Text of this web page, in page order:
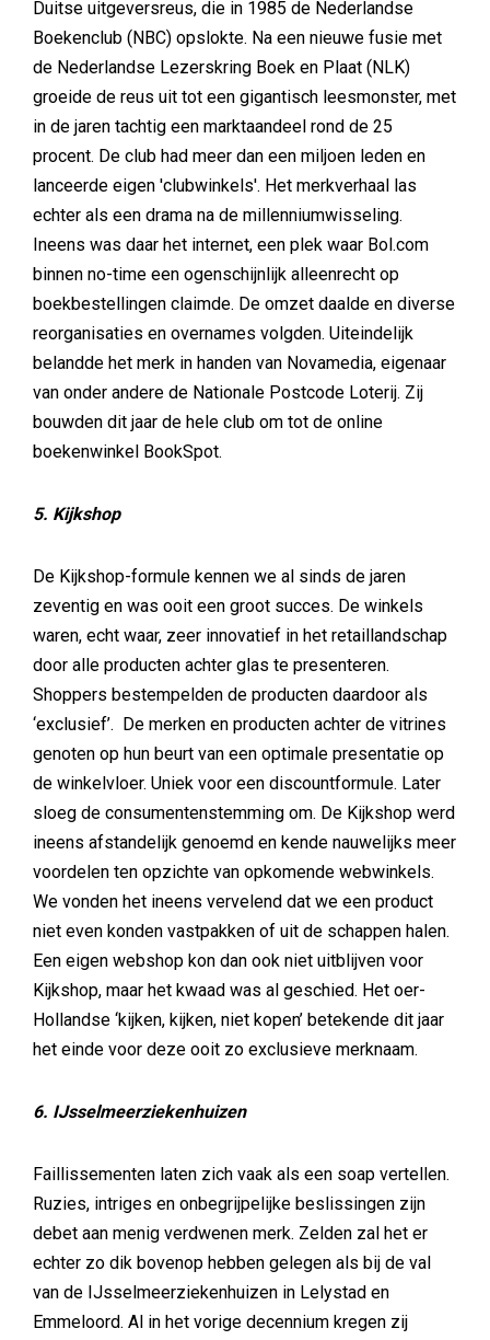
Duitse uitgeversreus, die in 1985 de Nederlandse
Boekenclub (NBC) opslokte. Na een nieuwe fusie met
de Nederlandse Lezerskring Boek en Plaat (NLK)
groeide de reus uit tot een gigantisch leesmonster, met
in de jaren tachtig een marktaandeel rond de 25
procent. De club had meer dan een miljoen leden en
lanceerde eigen 'clubwinkels'. Het merkverhaal las
echter als een drama na de millenniumwisseling.
Ineens was daar het internet, een plek waar Bol.com
binnen no-time een ogenschijnlijk alleenrecht op
boekbestellingen claimde. De omzet daalde en diverse
reorganisaties en overnames volgden. Uiteindelijk
belandde het merk in handen van Novamedia, eigenaar
van onder andere de Nationale Postcode Loterij. Zij
bouwden dit jaar de hele club om tot de online
boekenwinkel BookSpot.
5. Kijkshop
De Kijkshop-formule kennen we al sinds de jaren
zeventig en was ooit een groot succes. De winkels
waren, echt waar, zeer innovatief in het retaillandschap
door alle producten achter glas te presenteren.
Shoppers bestempelden de producten daardoor als
‘exclusief’. De merken en producten achter de vitrines
genoten op hun beurt van een optimale presentatie op
de winkelvloer. Uniek voor een discountformule. Later
sloeg de consumentenstemming om. De Kijkshop werd
ineens afstandelijk genoemd en kende nauwelijks meer
voordelen ten opzichte van opkomende webwinkels.
We vonden het ineens vervelend dat we een product
niet even konden vastpakken of uit de schappen halen.
Een eigen webshop kon dan ook niet uitblijven voor
Kijkshop, maar het kwaad was al geschied. Het oer-
Hollandse ‘kijken, kijken, niet kopen’ betekende dit jaar
het einde voor deze ooit zo exclusieve merknaam.
6. IJsselmeerziekenhuizen
Faillissementen laten zich vaak als een soap vertellen.
Ruzies, intriges en onbegrijpelijke beslissingen zijn
debet aan menig verdwenen merk. Zelden zal het er
echter zo dik bovenop hebben gelegen als bij de val
van de IJsselmeerziekenhuizen in Lelystad en
Emmeloord. Al in het vorige decennium kregen zij